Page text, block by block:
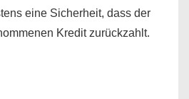
eine Sicherheit, dass der
Kredit zurückzahlt.